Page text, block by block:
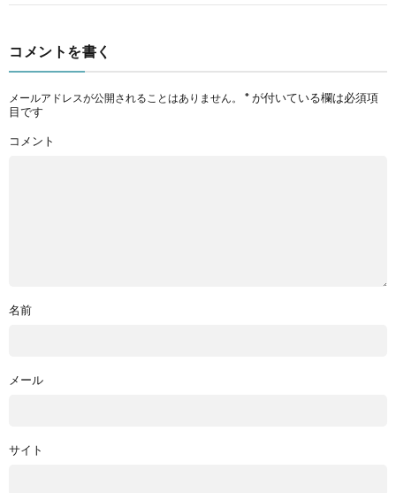
コメントを書く
メールアドレスが公開されることはありません。 *が付いている欄は必須項
目です
コメント
名前
メール
サイト